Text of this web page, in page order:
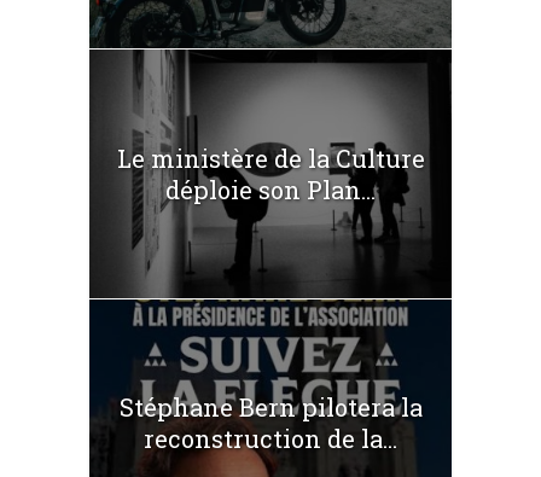
Le ministère de la Culture
déploie son Plan...
Stéphane Bern pilotera la
reconstruction de la...